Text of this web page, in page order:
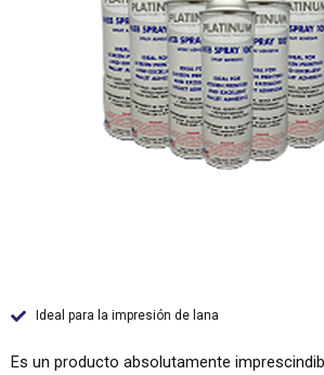
Ideal para la impresión de lana
Es un producto absolutamente